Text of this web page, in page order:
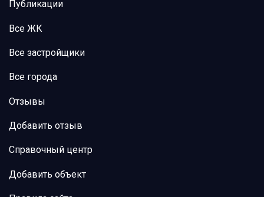
Публикации
Все ЖК
Все застройщики
Все города
Отзывы
Добавить отзыв
Справочный центр
Добавить объект